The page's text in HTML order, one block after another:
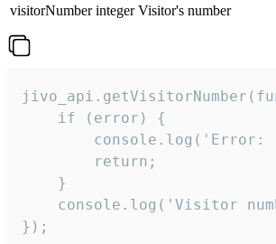
visitorNumber integer Visitor's number
    if (error) {
console.log('Error:
        return;
    }
console.log('Visitor
});